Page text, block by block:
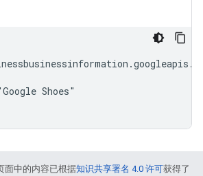
Shoes"
面中的内容已根据知识共享署名 4.0 许可获得了